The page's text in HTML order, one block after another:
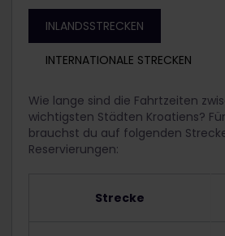
INLANDSSTRECKEN
INTERNATIONALE STRECKEN
Wie lange sind die Fahrtzeiten
wichtigsten Städten Kroatiens?
brauchst du auf folgenden
Reservierungen:
Strecke